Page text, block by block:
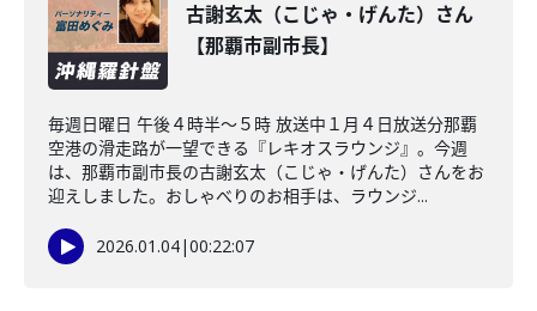
古謝玄太（こじゃ・げんた）さん
【那覇市副市長】
毎週日曜日 午後４時半～５時 放送中１月４日放送分那覇
空港の滑走路が一望できる『レキオスラウンジ』。今週
は、那覇市副市長の古謝玄太（こじゃ・げんた）さんをお
迎えしました。おしゃべりのお相手は、ラウンジ...
2026.01.04|00:22:07